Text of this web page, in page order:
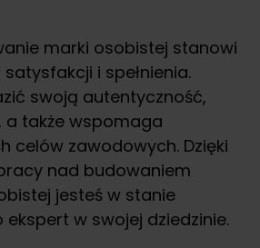
marki osobistej stanowi
i spełnienia.
swoją autentyczność,
a także wspomaga
celów zawodowych. Dzięki
nad budowaniem
jesteś w stanie
ekspert w swojej dziedzinie.